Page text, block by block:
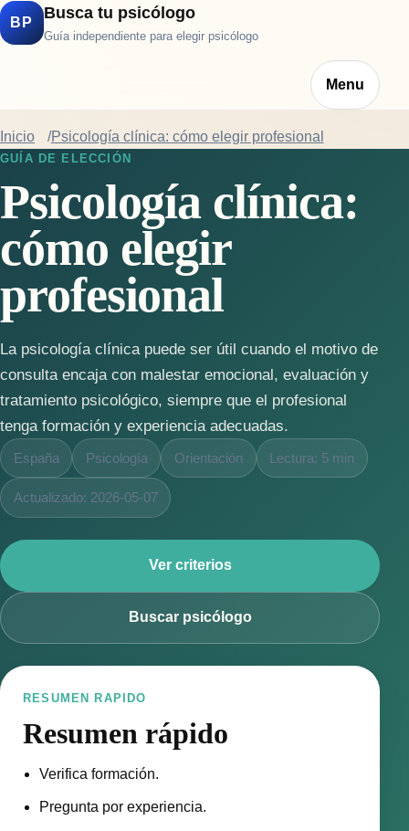
BP
Busca tu psicólogo
Guía independiente para elegir psicólogo
Menu
Inicio Psicología clínica: cómo elegir profesional
GUÍA DE ELECCIÓN
Psicología clínica:
cómo elegir
profesional
La psicología clínica puede ser útil cuando el motivo de
consulta encaja con malestar emocional, evaluación y
tratamiento psicológico, siempre que el profesional
tenga formación y experiencia adecuadas.
España Psicología Orientación Lectura: 5 min
Actualizado: 2026-05-07
Ver criterios
Buscar psicólogo
RESUMEN RAPIDO
Resumen rápido
Verifica formación.
Pregunta por experiencia.